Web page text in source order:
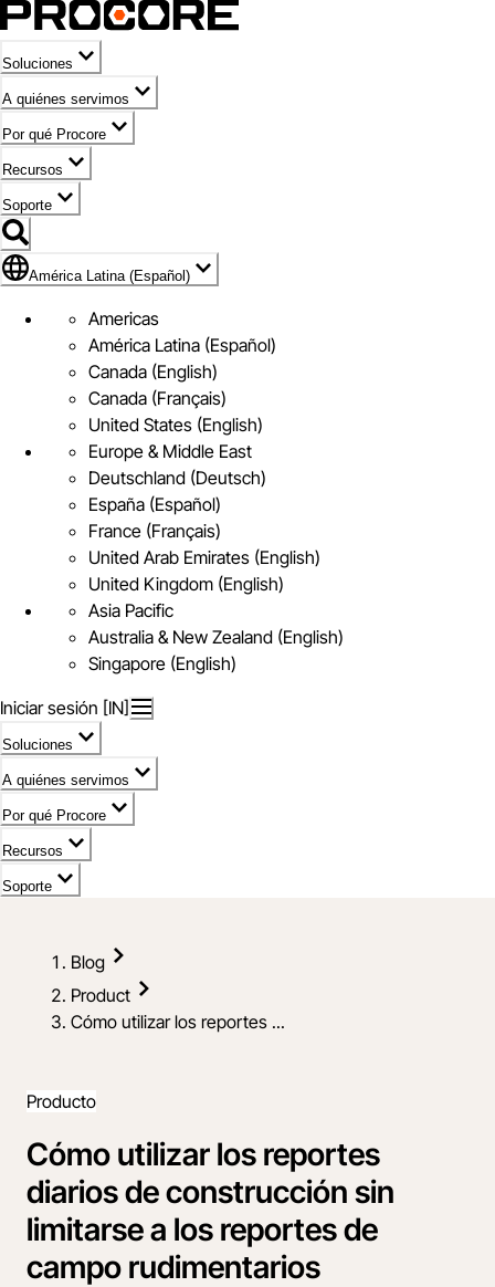
Soluciones
A quiénes servimos
Por qué Procore
Recursos
Soporte
Bandera de América Latina (Español)
América Latina (Español)
Americas
América Latina (Español)
Canada (English)
Canada (Français)
United States (English)
Europe & Middle East
Deutschland (Deutsch)
España (Español)
France (Français)
United Arab Emirates (English)
United Kingdom (English)
Asia Pacific
Australia & New Zealand (English)
Singapore (English)
Iniciar sesión [IN]
Soluciones
A quiénes servimos
Por qué Procore
Recursos
Soporte
Blog
Product
Cómo utilizar los reportes ...
Producto
Cómo utilizar los reportes
diarios de construcción sin
limitarse a los reportes de
campo rudimentarios